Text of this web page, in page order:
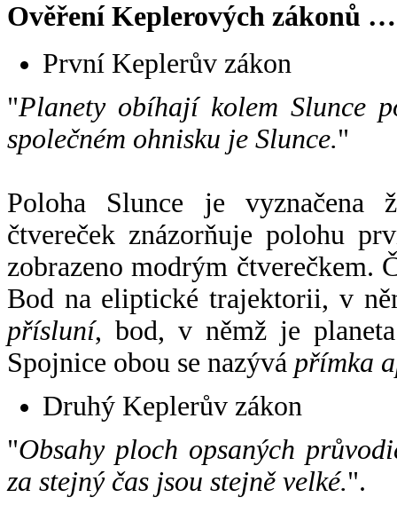
Ověření Keplerových zákonů …
První Keplerův zákon
"Planety obíhají kolem Slunce
společném ohnisku je Slunce."
Poloha Slunce je vyznačena
čtvereček znázorňuje polohu
zobrazeno modrým čtverečkem.
Bod na eliptické trajektorii, v
přísluní, bod, v němž je
Spojnice obou se nazývá přímka
Druhý Keplerův zákon
"Obsahy ploch opsaných
za stejný čas jsou stejně velké.".